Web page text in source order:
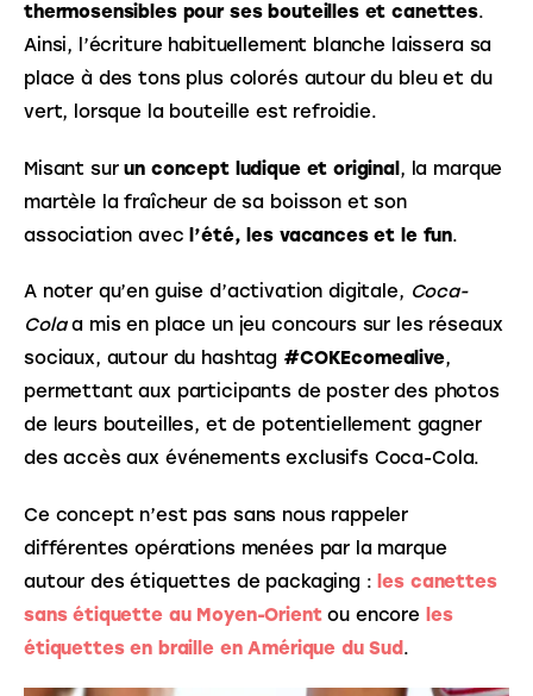
thermosensibles pour ses bouteilles et canettes.
Ainsi, l’écriture habituellement blanche laissera sa
place à des tons plus colorés autour du bleu et du
vert, lorsque la bouteille est refroidie.
Misant sur un concept ludique et original , la marque
martèle la fraîcheur de sa boisson et son
association avec l’été, les vacances et le fun.
A noter qu’en guise d’activation digitale, Coca-
Cola a mis en place un jeu concours sur les réseaux
sociaux, autour du hashtag #COKEcomealive,
permettant aux participants de poster des photos
de leurs bouteilles, et de potentiellement gagner
des accès aux événements exclusifs Coca-Cola.
Ce concept n’est pas sans nous rappeler
différentes opérations menées par la marque
autour des étiquettes de packaging : les canettes
sans étiquette au Moyen-Orient ou encore les
étiquettes en braille en Amérique du Sud .